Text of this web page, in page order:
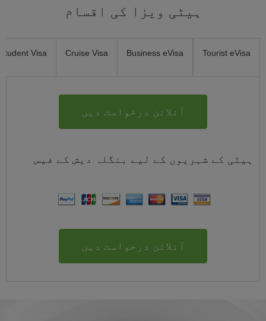
ہیٹی ویزا کی اقسام
Tourist eVisa
Business eVisa
Cruise Visa
Student Visa
آنلائن درخواست دیں
ہیٹی کے شہریوں کے لیے بنگلہ دیش کے فیس
آنلائن درخواست دیں